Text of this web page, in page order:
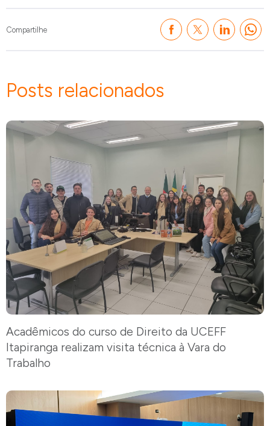
Compartilhe
Posts relacionados
Acadêmicos do curso de Direito da UCEFF
Itapiranga realizam visita técnica à Vara do
Trabalho